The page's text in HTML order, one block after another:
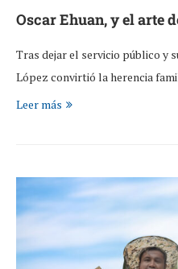
Oscar Ehuan, y el arte
Tras dejar el servicio público y
López convirtió la herencia
Leer más